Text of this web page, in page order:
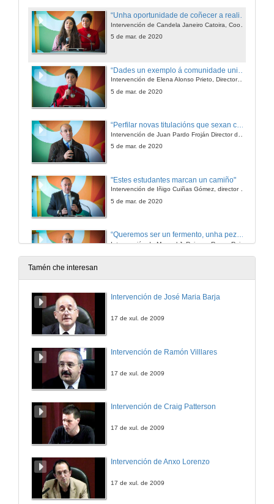
“Unha oportunidade de coñecer a realidade laboral da carreira que estudan e, ao tempo abrir os seus horizontes”
5 de mar. de 2020
Intervención de Elena Alonso Prieto, Directora da Escola de Enxeñaría de Minas e Enerxía
5 de mar. de 2020
“Perfilar novas titulacións que sexan capaces de facer unha lectura do que se vai necesitar no futuro”
5 de mar. de 2020
"Estes estudantes marcan un camiño"
Intervención de Iñigo Cuiñas Gómez, director de la Escuela de Ingeniería de Telecomunicación
5 de mar. de 2020
“Queremos ser un fermento, unha peza clave dentro do redespertar da industrialización de Galicia”
Intervención de Manuel J. Reigosa Roger, Reitor da Universidade de Vigo
5 de mar. de 2020
Tamén che interesan
Intervención de José Maria Barja
17 de xul. de 2009
Intervención de Ramón Villlares
17 de xul. de 2009
Intervención de Craig Patterson
17 de xul. de 2009
Intervención de Anxo Lorenzo
17 de xul. de 2009